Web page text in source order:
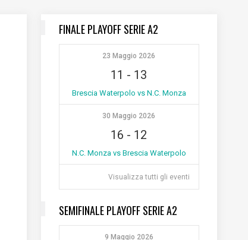
FINALE PLAYOFF SERIE A2
23 Maggio 2026
11 - 13
Brescia Waterpolo vs N.C. Monza
30 Maggio 2026
16 - 12
N.C. Monza vs Brescia Waterpolo
Visualizza tutti gli eventi
SEMIFINALE PLAYOFF SERIE A2
9 Maggio 2026